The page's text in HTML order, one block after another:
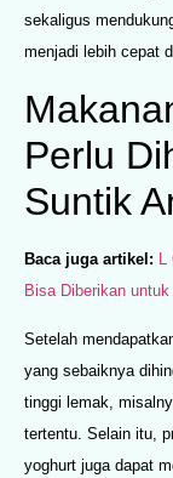
sekaligus
menjadi lebih cepat
Perlu
Suntik
Baca juga artikel:
Bisa Diberikan untuk
Setelah
yang sebaiknya
tinggi lemak,
tertentu. Selain itu,
yoghurt juga dapat